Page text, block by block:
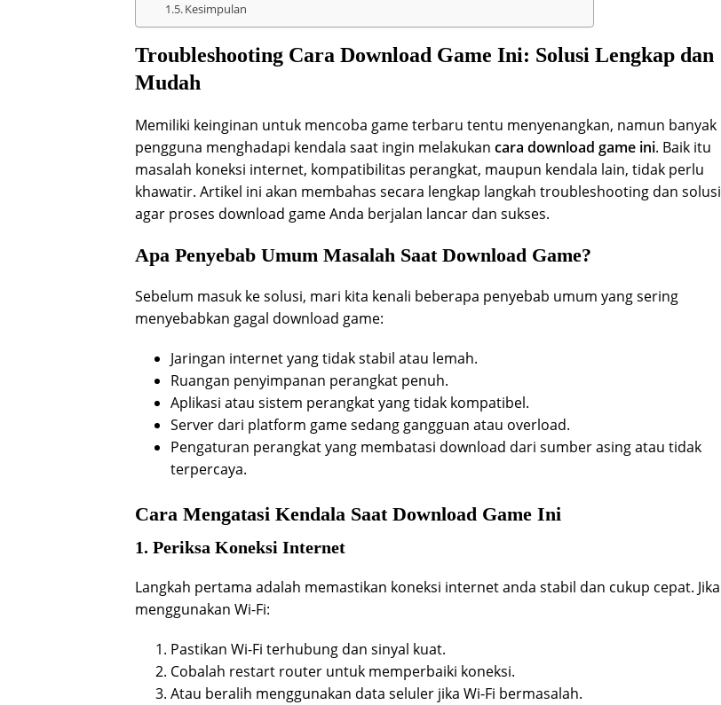
Kesimpulan
Troubleshooting Cara Download Game Ini: Solusi Lengkap dan
Mudah
Memiliki keinginan untuk mencoba game terbaru tentu menyenangkan, namun banyak
pengguna menghadapi kendala saat ingin melakukan cara download game ini. Baik itu
masalah koneksi internet, kompatibilitas perangkat, maupun kendala lain, tidak perlu
khawatir. Artikel ini akan membahas secara lengkap langkah troubleshooting dan solusi
agar proses download game Anda berjalan lancar dan sukses.
Apa Penyebab Umum Masalah Saat Download Game?
Sebelum masuk ke solusi, mari kita kenali beberapa penyebab umum yang sering
menyebabkan gagal download game:
Jaringan internet yang tidak stabil atau lemah.
Ruangan penyimpanan perangkat penuh.
Aplikasi atau sistem perangkat yang tidak kompatibel.
Server dari platform game sedang gangguan atau overload.
Pengaturan perangkat yang membatasi download dari sumber asing atau tidak
terpercaya.
Cara Mengatasi Kendala Saat Download Game Ini
1. Periksa Koneksi Internet
Langkah pertama adalah memastikan koneksi internet anda stabil dan cukup cepat. Jika
menggunakan Wi-Fi:
Pastikan Wi-Fi terhubung dan sinyal kuat.
Cobalah restart router untuk memperbaiki koneksi.
Atau beralih menggunakan data seluler jika Wi-Fi bermasalah.